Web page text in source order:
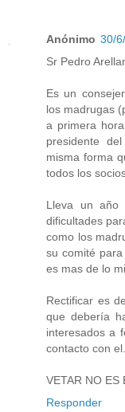
Anónimo 30/
Sr Pedro
Es un
los madrugas
a primera
presidente
misma forma
todos los
Lleva un año
dificultades
como los
su comité para
es mas de lo
Rectificar es
que debería
interesados a
contacto con el.
VETAR NO ES
Responder